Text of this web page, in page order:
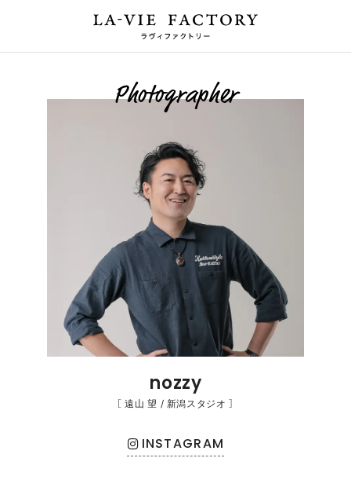
Photographer
nozzy
［ 遠山 望 / 新潟スタジオ ］
INSTAGRAM